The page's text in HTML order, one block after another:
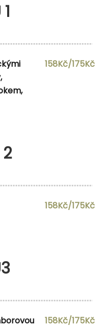
158Kč/175Kč
158Kč/175Kč
158Kč/175Kč